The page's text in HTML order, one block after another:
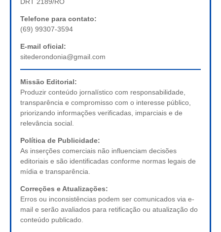
DRT 2189/RO
Telefone para contato:
(69) 99307-3594
E-mail oficial:
sitederondonia@gmail.com
Missão Editorial:
Produzir conteúdo jornalístico com responsabilidade,
transparência e compromisso com o interesse público,
priorizando informações verificadas, imparciais e de
relevância social.
Política de Publicidade:
As inserções comerciais não influenciam decisões
editoriais e são identificadas conforme normas legais de
mídia e transparência.
Correções e Atualizações:
Erros ou inconsistências podem ser comunicados via e-
mail e serão avaliados para retificação ou atualização do
conteúdo publicado.